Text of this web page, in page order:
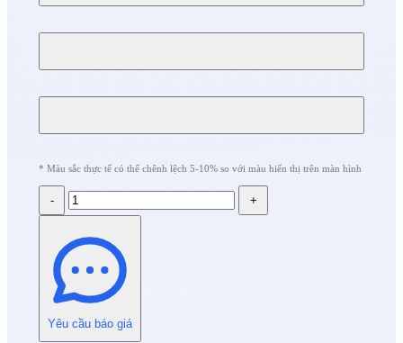
* Màu sắc thực tế có thể chênh lệch 5-10% so với màu hiển thị trên màn hình
- +
Yêu cầu báo giá